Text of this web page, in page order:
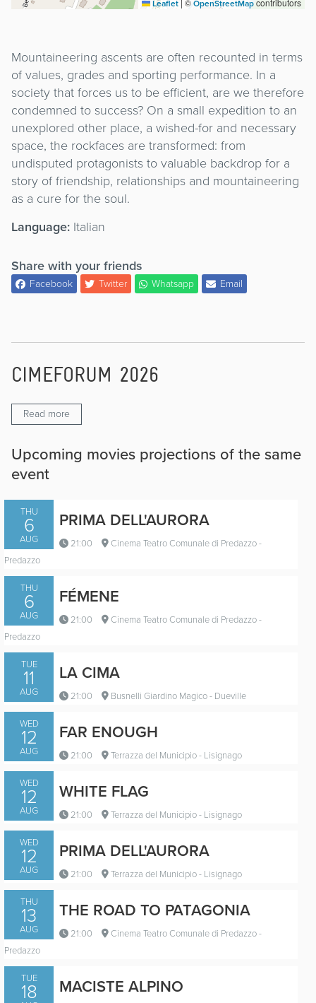
Leaflet OpenStreetMap
Mountaineering ascents are often recounted in terms
of values, grades and sporting performance. In a
society that forces us to be efficient, are we therefore
condemned to success? On a small expedition to an
unexplored other place, a wished-for and necessary
space, the rockfaces are transformed: from
undisputed protagonists to valuable backdrop for a
story of friendship, relationships and mountaineering
as a cure for the soul.
Language: Italian
Share with your friends
Facebook Twitter Whatsapp Email
CIMEFORUM 2026
Read more
Upcoming movies projections of the same
event
THU
6
AUG
PRIMA DELL'AURORA
21:00
Cinema Teatro Comunale di Predazzo -
Predazzo
Trailer
PRIMA DELL'AURORA
Italy / 2024 / 14'
Cinema Teatro Comunale di Predazzo
THU
6
AUG
FÉMENE
21:00
Cinema Teatro Comunale di Predazzo -
Predazzo
TUE
11
AUG
LA CIMA
21:00 Busnelli Giardino Magico - Dueville
WED
12
AUG
FAR ENOUGH
21:00 Terrazza del Municipio - Lisignago
WED
12
AUG
WHITE FLAG
21:00 Terrazza del Municipio - Lisignago
WED
12
AUG
PRIMA DELL'AURORA
21:00 Terrazza del Municipio - Lisignago
THU
13
AUG
THE ROAD TO PATAGONIA
21:00
Cinema Teatro Comunale di Predazzo -
Predazzo
TUE
18 MACISTE ALPINO